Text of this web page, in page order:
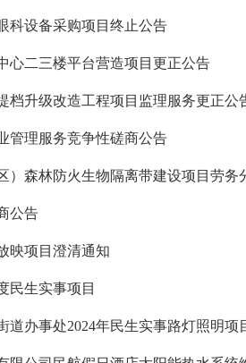
科设备采购项目终止公告
心二三楼平台营造项目更正公告
档升级改造工程项目监理服务更正公
管理服务竞争性磋商公告
）森林防火生物隔离带建设项目劳务
公告
映项目澄清通知
民生实事项目
道办事处2024年民生实事路灯照明项